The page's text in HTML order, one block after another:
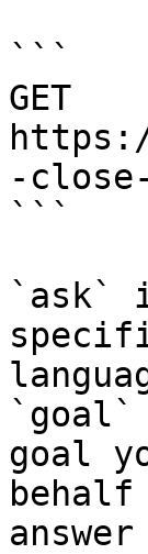
```
GET
-
```
`ask`
`goal`
goal